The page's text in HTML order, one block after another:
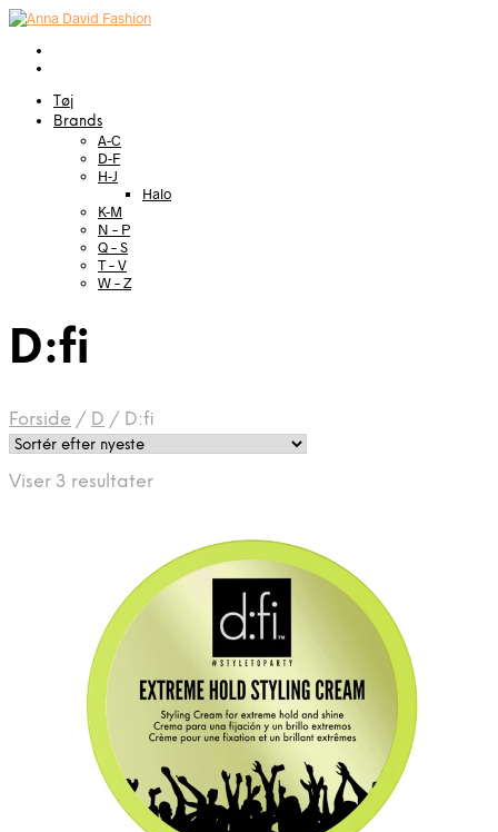
Tøj
Brands
A-C
D-F
H-J
Halo
K-M
N – P
Q – S
T – V
W – Z
D:fi
Forside / D / D:fi
Viser 3 resultaterSorteret